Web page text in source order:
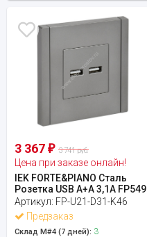
3 367 ₽ 3 741 руб.
Цена при заказе онлайн!
IEK FORTE&PIANO Сталь
Розетка USB A+A 3,1А FP549
Артикул: FP-U21-D31-K46
Предзаказ
Склад М#4 (7 дней): 3